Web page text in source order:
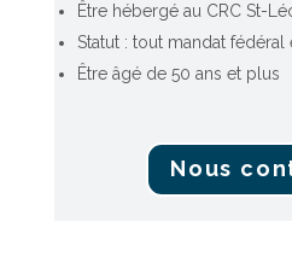
Être hébergé au CRC St-
Statut : tout mandat
Être âgé de 50 ans et plus
Nous